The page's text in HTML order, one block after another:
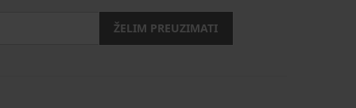
ŽELIM PREUZIMATI